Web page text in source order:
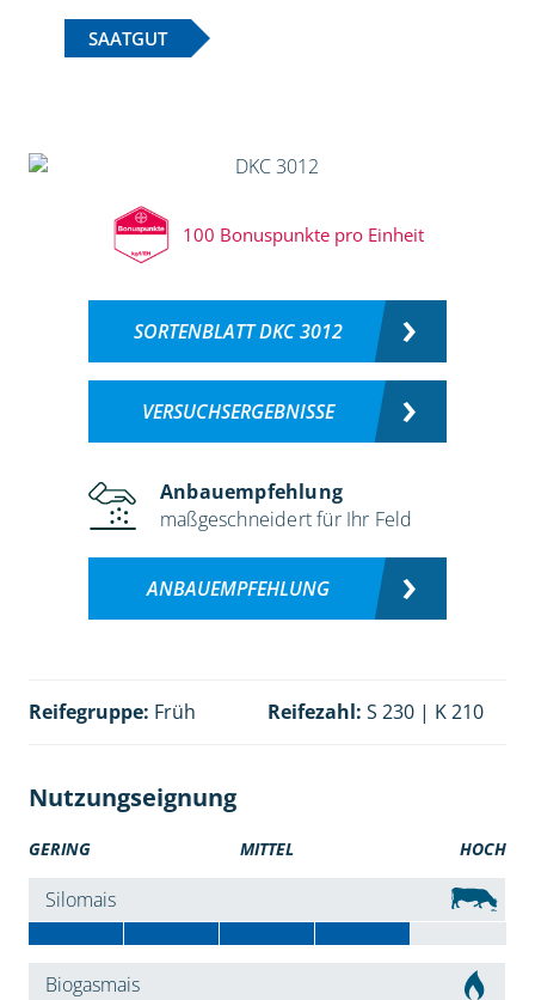
SAATGUT
100 Bonuspunkte pro Einheit
SORTENBLATT DKC 3012
VERSUCHSERGEBNISSE
Anbauempfehlung
maßgeschneidert für Ihr Feld
ANBAUEMPFEHLUNG
Reifegruppe: Früh Reifezahl: S 230 | K 210
Nutzungseignung
GERING MITTEL HOCH
Silomais
Biogasmais